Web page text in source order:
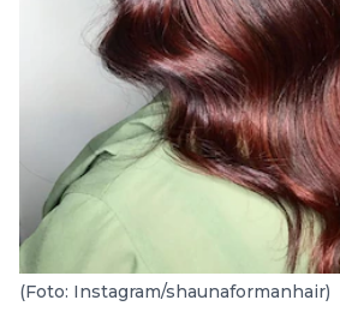
(Foto: Instagram/shaunaformanhair)